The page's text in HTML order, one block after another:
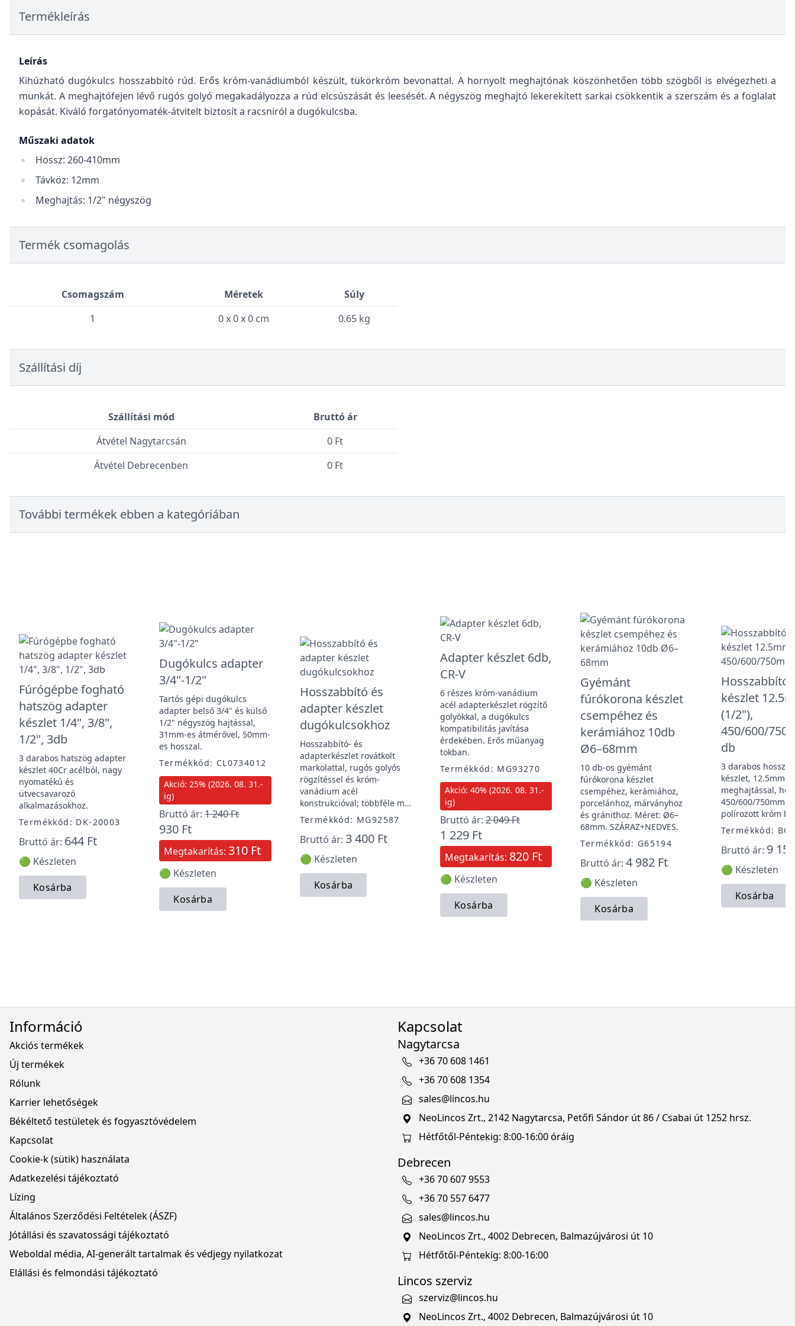
Termékleírás
Leírás
Kihúzható dugókulcs hosszabbító rúd. Erős króm-vanádiumból készült, tükörkróm bevonattal. A hornyolt meghajtónak köszönhetően több szögből is elvégezheti a
munkát. A meghajtófejen lévő rugós golyó megakadályozza a rúd elcsúszását és leesését. A négyszög meghajtó lekerekített sarkai csökkentik a szerszám és a foglalat
kopását. Kiváló forgatónyomaték-átvitelt biztosít a racsniról a dugókulcsba.
Műszaki adatok
Hossz: 260-410mm
Távköz: 12mm
Meghajtás: 1/2" négyszög
Termék csomagolás
Csomagszám Méretek
Súly
1
0 x 0 x 0 cm 0.65 kg
Szállítási díj
Szállítási mód
Bruttó ár
Átvétel Nagytarcsán
0 Ft
Átvétel Debrecenben
0 Ft
További termékek ebben a kategóriában
Fúrógépbe fogható
hatszög adapter
készlet 1/4", 3/8",
1/2", 3db
3 darabos hatszög adapter
készlet 40Cr acélból, nagy
nyomatékú és
ütvecsavarozó
alkalmazásokhoz.
Termékkód: DK-20003
Bruttó ár: 644 Ft
🟢 Készleten
Kosárba
Dugókulcs adapter
3/4"-1/2"
Tartós gépi dugókulcs
adapter belső 3/4" és külső
1/2" négyszög hajtással,
31mm-es átmérővel, 50mm-
es hosszal.
Termékkód: CL0734012
Akció: 25% (2026. 08. 31.-
ig)
Bruttó ár:1 240 Ft
930 Ft
Megtakarítás: 310 Ft
🟢 Készleten
Kosárba
Hosszabbító és
adapter készlet
dugókulcsokhoz
Hosszabbító- és
adapterkészlet rovátkolt
markolattal, rugós golyós
rögzítéssel és króm-
vanádium acél
konstrukcióval; többféle m…
Termékkód: MG92587
Bruttó ár: 3 400 Ft
🟢 Készleten
Kosárba
Adapter készlet 6db,
CR-V
6 részes króm-vanádium
acél adapterkészlet rögzítő
golyókkal, a dugókulcs
kompatibilitás javítása
érdekében. Erős műanyag
tokban.
Termékkód: MG93270
Akció: 40% (2026. 08. 31.-
ig)
Bruttó ár: 2 049 Ft
1 229 Ft
Megtakarítás: 820 Ft
🟢 Készleten
Kosárba
Gyémánt
fúrókorona készlet
csempéhez és
kerámiához 10db
Ø6–68mm
10 db-os gyémánt
fúrókorona készlet
csempéhez, kerámiához,
porcelánhoz, márványhoz
és gránithoz. Méret: Ø6–
68mm. SZÁRAZ+NEDVES.
Termékkód: G65194
Bruttó ár:4 982 Ft
🟢 Készleten
Kosárba
Hosszabbító
készlet
(1/2"),
450/600/
db
3 darabos
készlet, 12.5mm-
meghajtással,
450/600/750mm,
polírozott króm
Termékkód:
Bruttó ár: 9
🟢 Készleten
Kosárba
Információ
Akciós termékek
Új termékek
Rólunk
Karrier lehetőségek
Békéltető testületek és fogyasztóvédelem
Kapcsolat
Cookie-k (sütik) használata
Adatkezelési tájékoztató
Lízing
Általános Szerződési Feltételek (ÁSZF)
Jótállási és szavatossági tájékoztató
Weboldal média, AI-generált tartalmak és védjegy nyilatkozat
Elállási és felmondási tájékoztató
Kapcsolat
Nagytarcsa
+36 70 608 1461
+36 70 608 1354
sales@lincos.hu
NeoLincos Zrt., 2142 Nagytarcsa, Petőfi Sándor út 86 / Csabai út 1252 hrsz.
Hétfőtől-Péntekig: 8:00-16:00 óráig
Debrecen
+36 70 607 9553
+36 70 557 6477
sales@lincos.hu
NeoLincos Zrt., 4002 Debrecen, Balmazújvárosi út 10
Hétfőtől-Péntekig: 8:00-16:00
Lincos szerviz
szerviz@lincos.hu
NeoLincos Zrt., 4002 Debrecen, Balmazújvárosi út 10